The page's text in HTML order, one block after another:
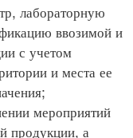
лабораторную
ввозимой и
с учетом
и места ее
мероприятий
продукции, а